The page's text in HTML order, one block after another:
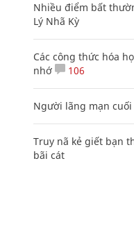
Nhiều điểm bất
Lý Nhã Kỳ
Các công thức hóa
nhớ
106
Người lãng mạn
Truy nã kẻ giết bạn
bãi cát